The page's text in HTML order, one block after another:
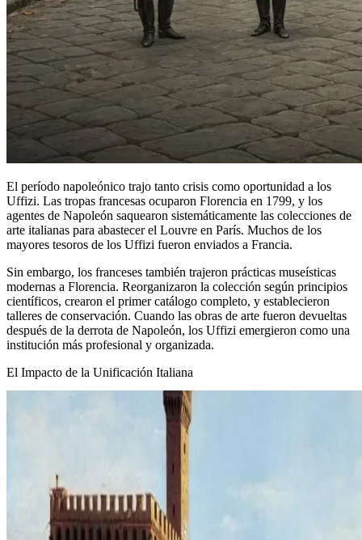
El período napoleónico trajo tanto crisis como oportunidad a los
Uffizi. Las tropas francesas ocuparon Florencia en 1799, y los
agentes de Napoleón saquearon sistemáticamente las colecciones de
arte italianas para abastecer el Louvre en París. Muchos de los
mayores tesoros de los Uffizi fueron enviados a Francia.
Sin embargo, los franceses también trajeron prácticas museísticas
modernas a Florencia. Reorganizaron la colección según principios
científicos, crearon el primer catálogo completo, y establecieron
talleres de conservación. Cuando las obras de arte fueron devueltas
después de la derrota de Napoleón, los Uffizi emergieron como una
institución más profesional y organizada.
El Impacto de la Unificación Italiana